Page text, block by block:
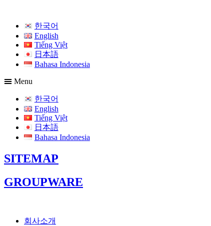
한국어
English
Tiếng Việt
日本語
Bahasa Indonesia
Menu
한국어
English
Tiếng Việt
日本語
Bahasa Indonesia
SITEMAP
GROUPWARE
회사소개